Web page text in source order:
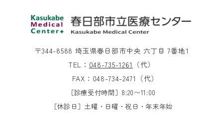
〒344-8588 埼玉県春日部市中央 六丁目 7番地1
TEL： 048-735-1261 （代）
FAX：048-734-2471（代）
［診療受付時間］8:20〜11:00
［休診日］土曜・日曜・祝日・年末年始